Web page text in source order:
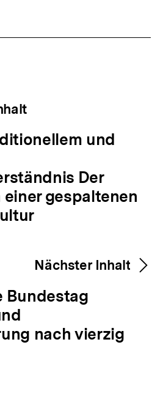
und
Der
gespaltenen
Nächster Inhalt
Bundestag
nach vierzig